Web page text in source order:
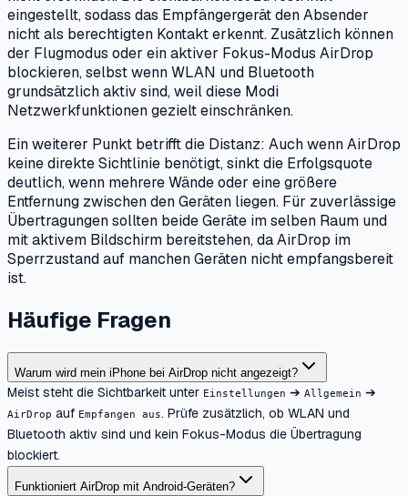
eingestellt, sodass das Empfängergerät den Absender
nicht als berechtigten Kontakt erkennt. Zusätzlich können
der Flugmodus oder ein aktiver Fokus-Modus AirDrop
blockieren, selbst wenn WLAN und Bluetooth
grundsätzlich aktiv sind, weil diese Modi
Netzwerkfunktionen gezielt einschränken.
Ein weiterer Punkt betrifft die Distanz: Auch wenn AirDrop
keine direkte Sichtlinie benötigt, sinkt die Erfolgsquote
deutlich, wenn mehrere Wände oder eine größere
Entfernung zwischen den Geräten liegen. Für zuverlässige
Übertragungen sollten beide Geräte im selben Raum und
mit aktivem Bildschirm bereitstehen, da AirDrop im
Sperrzustand auf manchen Geräten nicht empfangsbereit
ist.
Häufige Fragen
Warum wird mein iPhone bei AirDrop nicht angezeigt?
Meist steht die Sichtbarkeit unter Einstellungen ➔ Allgemein ➔
AirDrop auf Empfangen aus. Prüfe zusätzlich, ob WLAN und
Bluetooth aktiv sind und kein Fokus-Modus die Übertragung
blockiert.
Funktioniert AirDrop mit Android-Geräten?